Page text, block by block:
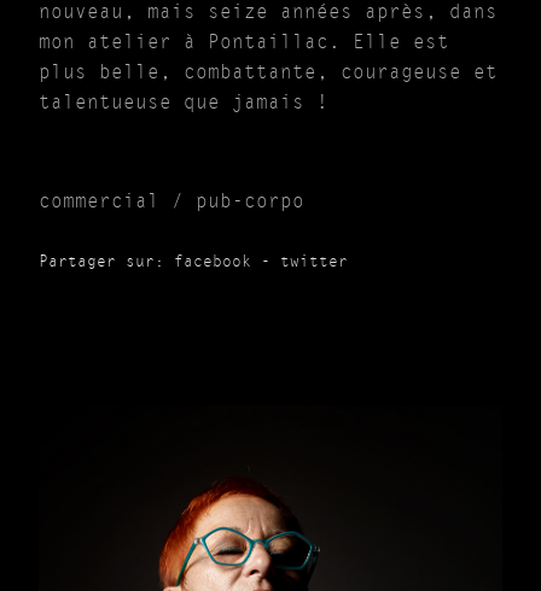
nouveau, mais seize années après, dans
mon atelier à Pontaillac. Elle est
plus belle, combattante, courageuse et
talentueuse que jamais !
commercial / pub-corpo
Partager sur: facebook - twitter